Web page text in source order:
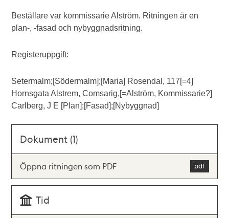
Beställare var kommissarie Alström. Ritningen är en
plan-, -fasad och nybyggnadsritning.
Registeruppgift:
Setermalm;[Södermalm];[Maria] Rosendal, 117[=4]
Hornsgata Alstrem, Comsarig,[=Alström, Kommissarie?]
Carlberg, J E [Plan];[Fasad];[Nybyggnad]
Dokument (1)
Öppna ritningen som PDF
Tid